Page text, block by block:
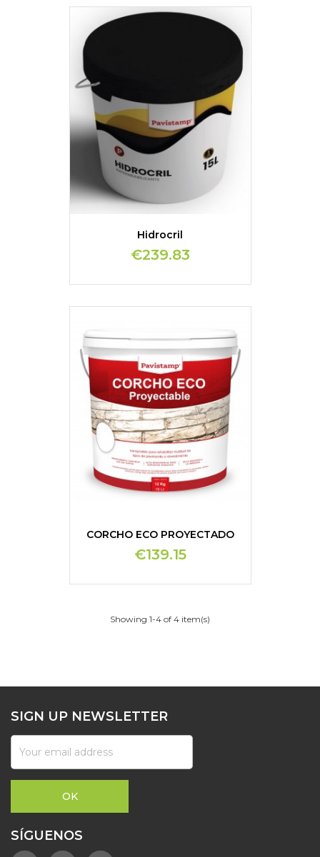
Hidrocril
€239.83
CORCHO ECO PROYECTADO
€139.15
Showing 1-4 of 4 item(s)
SIGN UP NEWSLETTER
SÍGUENOS